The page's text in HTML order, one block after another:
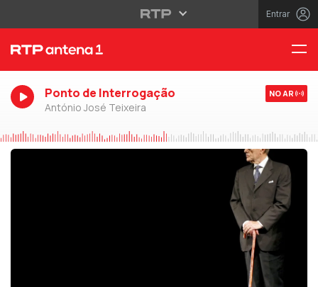
Entrar
Ponto de Interrogação
António José Teixeira
NO AR